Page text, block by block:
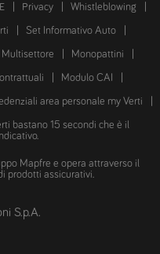
Privacy Whistleblowing
Set Informativo Auto
Multisettore Monopattini
Modulo CAI
area personale my Verti
bastano 15 secondi che è il
Mapfre e opera attraverso il
prodotti assicurativi.
S.p.A.